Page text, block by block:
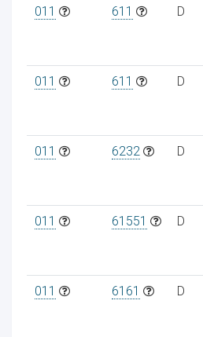
011 611 D
011 611 D
011 6232 D
011 61551 D
011 6161 D